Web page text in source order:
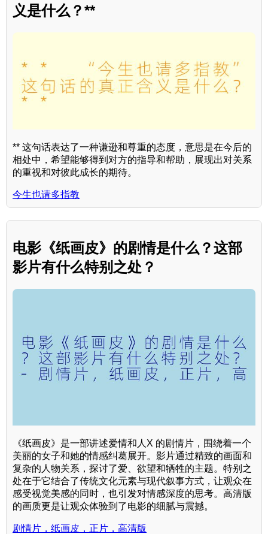
义是什么？**
** 这句话表达了一种谦逊和尊重的态度，意思是在今后的
相处中，希望能够得到对方的指导和帮助，展现出对关系
的重视和对彼此成长的期待。
今生也请多指教
电影《纸画皮》的剧情是什么？这部
影片有什么特别之处？
《纸画皮》是一部讲述爱情和人X 的剧情片，围绕着一个
美丽的女子和她的情感纠葛展开。影片通过精致的画面和
复杂的人物关系，探讨了爱、欲望和牺牲的主题。特别之
处在于它结合了传统文化元素与现代叙事方式，让观众在
感受视觉美感的同时，也引发对情感深度的思考。高清版
的画质更是让观众体验到了电影的细腻与震撼。
剧情片，纸画皮，正片，高清版